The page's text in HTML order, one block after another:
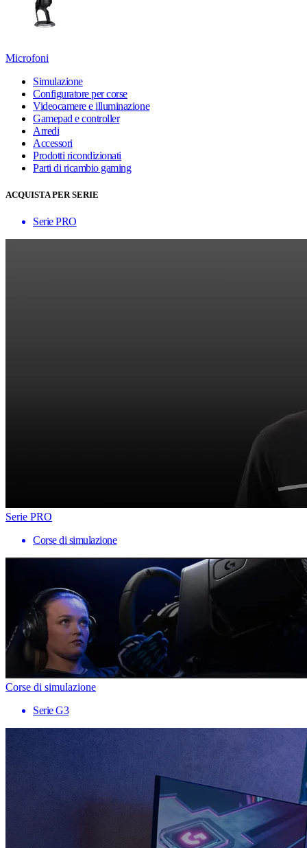
Microfoni
Simulazione
Configuratore per corse
Videocamere e illuminazione
Gamepad e controller
Arredi
Accessori
Prodotti ricondizionati
Parti di ricambio gaming
ACQUISTA PER SERIE
Serie PRO
Serie PRO
Corse di simulazione
Corse di simulazione
Serie G3